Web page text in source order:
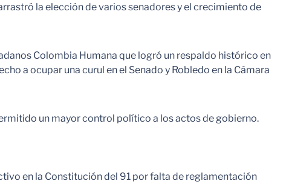
la elección de varios senadores y el crecimiento de
Colombia Humana que logró un respaldo histórico en
a ocupar una curul en el Senado y Robledo en la Cámara
un mayor control político a los actos de gobierno.
en la Constitución del 91 por falta de reglamentación